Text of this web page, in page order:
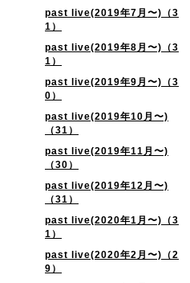
past live(2019年7月〜)（3
1）
past live(2019年8月〜)（3
1）
past live(2019年9月〜)（3
0）
past live(2019年10月〜)
（31）
past live(2019年11月〜)
（30）
past live(2019年12月〜)
（31）
past live(2020年1月〜)（3
1）
past live(2020年2月〜)（2
9）